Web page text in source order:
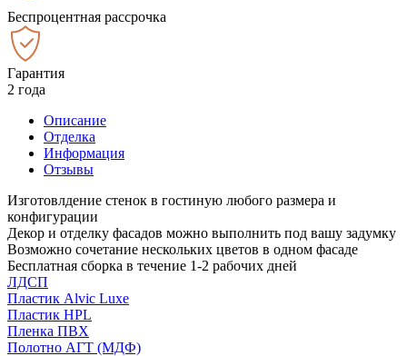
Беспроцентная рассрочка
Гарантия
2 года
Описание
Отделка
Информация
Отзывы
Изготовлдение стенок в гостиную любого размера и
конфигурации
Декор и отделку фасадов можно выполнить под вашу задумку
Возможно сочетание нескольких цветов в одном фасаде
Бесплатная сборка в течение 1-2 рабочих дней
ЛДСП
Пластик Alvic Luxe
Пластик HPL
Пленка ПВХ
Полотно АГТ (МДФ)